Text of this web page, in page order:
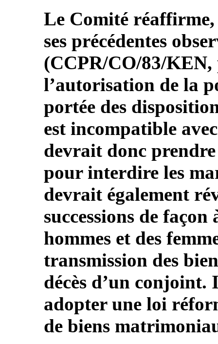
Le Comité
ses précédentes
(CCPR/CO/83/KEN,
l’autorisation de la
portée des
est incompatible
devrait donc prendre
pour interdire les
devrait également
successions de
hommes et des
transmission des
décès d’un
adopter une loi
de biens